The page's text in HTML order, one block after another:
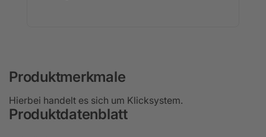
Produktmerkmale
Hierbei handelt es sich um Klicksystem.
Produktdatenblatt